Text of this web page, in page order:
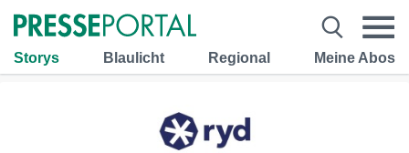
Storys Blaulicht Regional Meine Abos